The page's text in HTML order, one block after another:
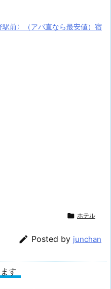
駅前〉（アパ直なら最安値）宿
 ホテル
 Posted by junchan
す